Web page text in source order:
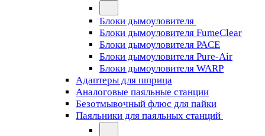
Блоки дымоуловителя
Блоки дымоуловителя FumeClear
Блоки дымоуловителя PACE
Блоки дымоуловителя Pure-Air
Блоки дымоуловителя WARP
Адаптеры для шприца
Аналоговые паяльные станции
Безотмывочный флюс для пайки
Паяльники для паяльных станций